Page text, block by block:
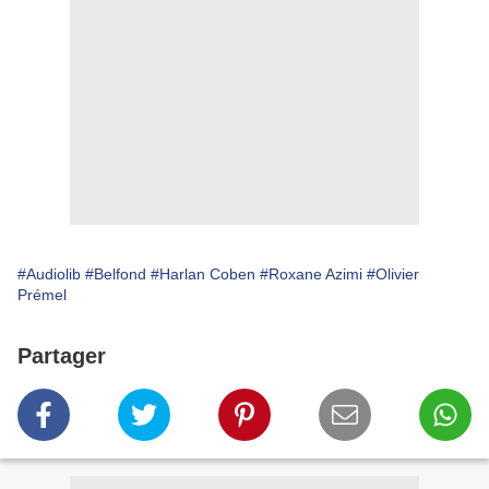
#Audiolib #Belfond #Harlan Coben #Roxane Azimi #Olivier
Prémel
Partager